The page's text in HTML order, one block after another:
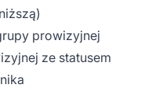
prowizyjnej
ze statusem